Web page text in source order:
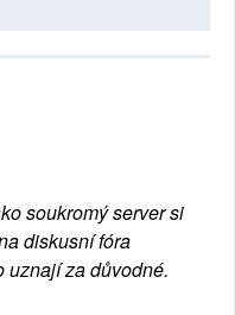
soukromý server si
diskusní fóra
uznají za důvodné.